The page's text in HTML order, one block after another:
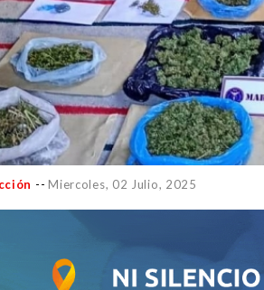
-- Miercoles, 02 Julio, 2025